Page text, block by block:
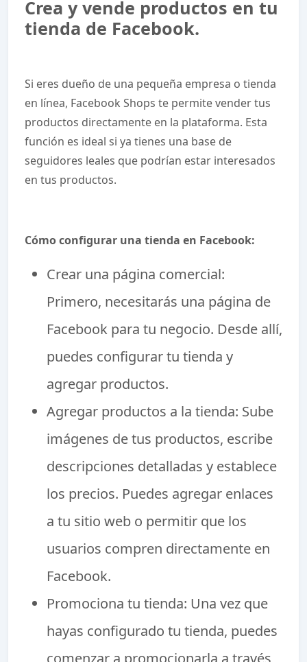
Crea y vende productos en tu
tienda de Facebook.
Si eres dueño de una pequeña empresa o tienda
en línea, Facebook Shops te permite vender tus
productos directamente en la plataforma. Esta
función es ideal si ya tienes una base de
seguidores leales que podrían estar interesados
en tus productos.
Cómo configurar una tienda en Facebook:
Crear una página comercial:
Primero, necesitarás una página de
Facebook para tu negocio. Desde allí,
puedes configurar tu tienda y
agregar productos.
Agregar productos a la tienda: Sube
imágenes de tus productos, escribe
descripciones detalladas y establece
los precios. Puedes agregar enlaces
a tu sitio web o permitir que los
usuarios compren directamente en
Facebook.
Promociona tu tienda: Una vez que
hayas configurado tu tienda, puedes
comenzar a promocionarla a través